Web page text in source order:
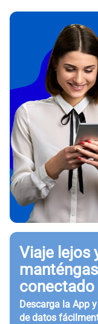
Viaje lejos
conectado
Descarga la App
de datos